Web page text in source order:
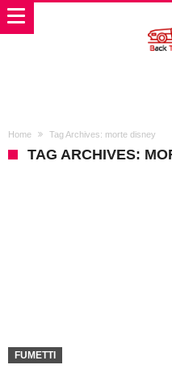
Home Tag Archives: morte disney
TAG ARCHIVES:
FUMETTI